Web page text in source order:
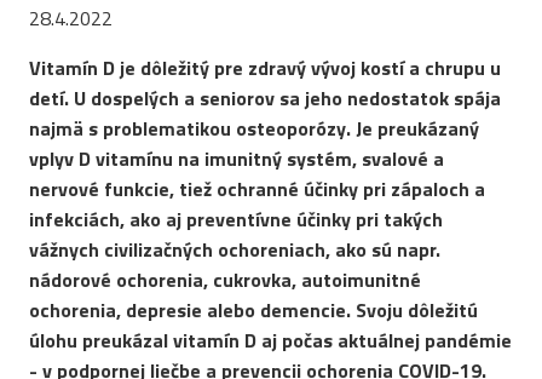
28.4.2022
Vitamín D je dôležitý pre zdravý vývoj kostí a chrupu u
detí. U dospelých a seniorov sa jeho nedostatok spája
najmä s problematikou osteoporózy. Je preukázaný
vplyv D vitamínu na imunitný systém, svalové a
nervové funkcie, tiež ochranné účinky pri zápaloch a
infekciách, ako aj preventívne účinky pri takých
vážnych civilizačných ochoreniach, ako sú napr.
nádorové ochorenia, cukrovka, autoimunitné
ochorenia, depresie alebo demencie. Svoju dôležitú
úlohu preukázal vitamín D aj počas aktuálnej pandémie
- v podpornej liečbe a prevencii ochorenia COVID-19.